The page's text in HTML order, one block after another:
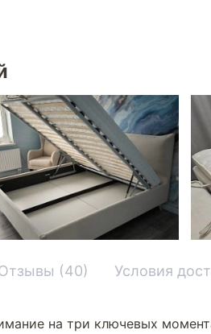
(40) Условия
на три ключевых